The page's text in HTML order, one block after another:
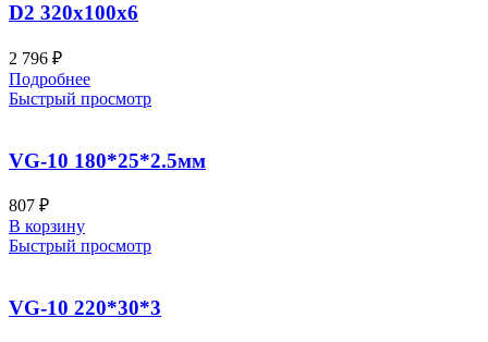
D2 320x100x6
2 796 ₽
Подробнее
Быстрый просмотр
VG-10 180*25*2.5мм
807 ₽
В корзину
Быстрый просмотр
VG-10 220*30*3